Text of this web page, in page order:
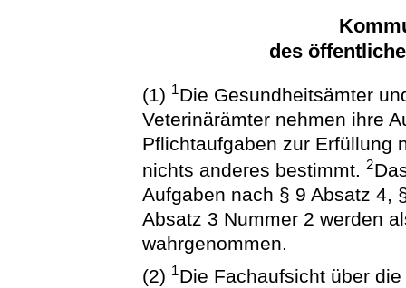
des
(1) 1Die Gesundheitsämter
Veterinärämter nehmen ihre
Pflichtaufgaben zur Erfüllung
nichts anderes bestimmt.2
Aufgaben nach § 9 Absatz 4,
Absatz 3 Nummer 2 werden
wahrgenommen.
(2) 1Die Fachaufsicht über